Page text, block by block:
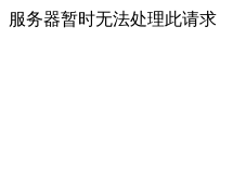
服务器暂时无法处理此请求